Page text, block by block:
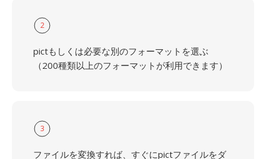
2
pictもしくは必要な別のフォーマットを選ぶ
（200種類以上のフォーマットが利用できます）
3
ファイルを変換すれば、すぐにpictファイルをダ